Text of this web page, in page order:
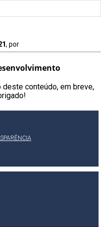
, por
deste conteúdo, em breve,